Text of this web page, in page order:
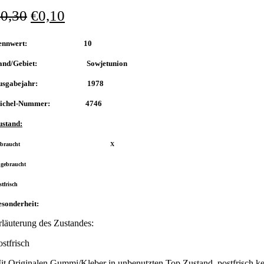
0,30 €0,10
10
Gebiet: Sowjetunion
1978
Nummer: 4746
X
des Zustandes: